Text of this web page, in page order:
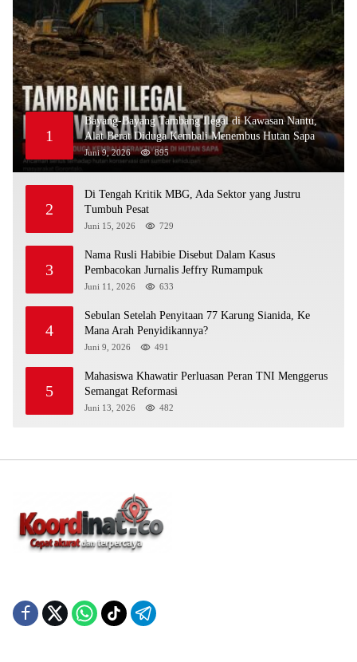
1
Bayang-Bayang Tambang Ilegal di Kawasan Nantu,
Alat Berat Diduga Kembali Menembus Hutan Sapa
Juni 9, 2026 895
2
Di Tengah Kritik MBG, Ada Sektor yang Justru
Tumbuh Pesat
Juni 15, 2026 729
3
Nama Rusli Habibie Disebut Dalam Kasus
Pembacokan Jurnalis Jeffry Rumampuk
Juni 11, 2026 633
4
Sebulan Setelah Penyitaan 77 Karung Sianida, Ke
Mana Arah Penyidikannya?
Juni 9, 2026 491
5
Mahasiswa Khawatir Perluasan Peran TNI Menggerus
Semangat Reformasi
Juni 13, 2026 482